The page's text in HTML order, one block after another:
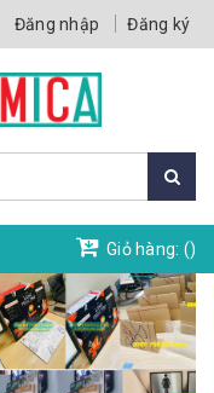
Đăng nhập Đăng ký
Giỏ hàng: ()